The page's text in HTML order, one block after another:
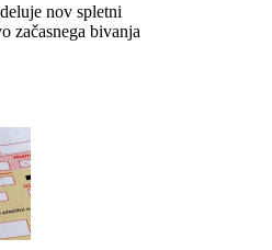
nov spletni
začasnega bivanja